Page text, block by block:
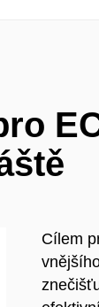
Cílem